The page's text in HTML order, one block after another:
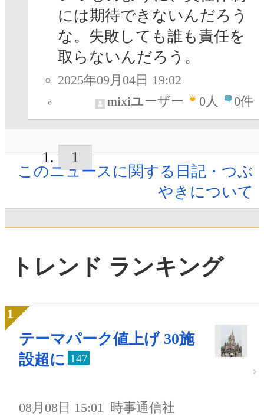
には期待できないんだろう
な。失敗しても誰も責任を
取らないんだろう。
2025年09月04日 19:02
mixiユーザー
0人 0件
1
このニュースに関する日記・つぶ
やきについて
トレンド ランキング
テーマパーク値上げ 30施
設超に 147
08月08日 15:01 時事通信社